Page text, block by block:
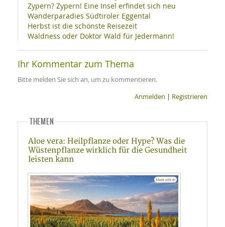
Zypern? Zypern! Eine Insel erfindet sich neu
Wanderparadies Südtiroler Eggental
Herbst ist die schönste Reisezeit
Waldness oder Doktor Wald für Jedermann!
Ihr Kommentar zum Thema
Bitte melden Sie sich an, um zu kommentieren.
Anmelden | Registrieren
THEMEN
Aloe vera: Heilpflanze oder Hype? Was die
Wüstenpflanze wirklich für die Gesundheit
leisten kann